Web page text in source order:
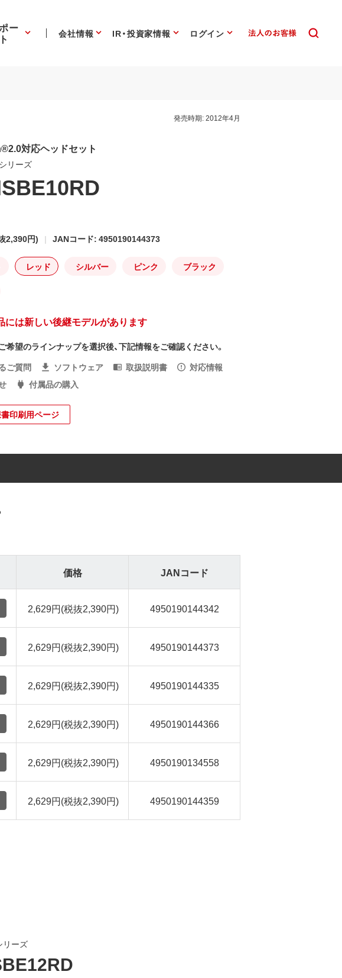
ー
ト 会社情報 IR・投資家情報 ログイン
発売時期:2012年4月
対応ヘッドセット
リーズ
2,390円) JANコード: 4950190144373
レッド シルバー ピンク ブラック
には新しい後継モデルがあります
希望のラインナップを選択後、下記情報をご確認ください。
ご質問
ソフトウェア 取扱説明書
対応情報
付属品の購入
印刷用ページ
価格 JANコード
2,629円(税抜2,390円) 4950190144342
2,629円(税抜2,390円) 4950190144373
2,629円(税抜2,390円) 4950190144335
2,629円(税抜2,390円) 4950190144366
2,629円(税抜2,390円) 4950190134558
2,629円(税抜2,390円) 4950190144359
リーズ